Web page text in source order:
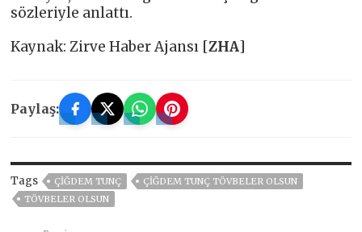
sözleriyle anlattı.
Kaynak: Zirve Haber Ajansı [ZHA]
Paylaş:
Tags ÇIĞDEM TUNÇ
ÇIĞDEM TUNÇ TÖVBELER OLSUN
TÖVBELER OLSUN